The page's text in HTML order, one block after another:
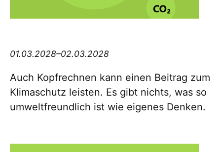
01.03.2028–02.03.2028
Auch Kopfrechnen kann einen Beitrag zum
Klimaschutz leisten. Es gibt nichts, was so
umweltfreundlich ist wie eigenes Denken.